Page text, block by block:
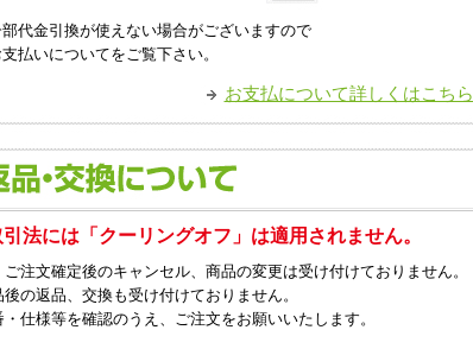
代金引換が使えない場合がございますので
支払いについてをご覧下さい。
お支払について詳しくはこちら
法には「クーリングオフ」は適用されません。
ご注文確定後のキャンセル、商品の変更は受け付けておりません。
後の返品、交換も受け付けておりません。
仕様等を確認のうえ、ご注文をお願いいたします。